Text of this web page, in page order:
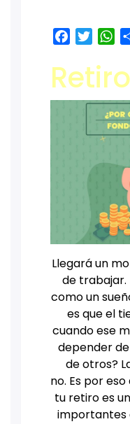
Facebook
Retiro
Llegará un
de trabajar.
como un
es que el
cuando ese
depender
de otros?
no. Es por
tu retiro es
importantes